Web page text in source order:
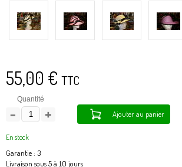
55,00 € TTC
Quantité
Ajouter au panier
En stock
Garantie : 3
Livraison sous 5 à 10 jours